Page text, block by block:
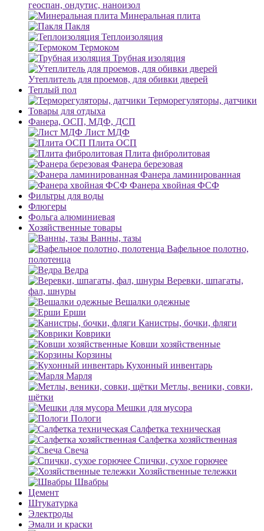
геоспан, ондутис, наноизол
Минеральная плита
Пакля
Теплоизоляция
Термоком
Трубная изоляция
Утеплитель для проемов, для обивки дверей
Теплый пол
Терморегуляторы, датчики
Товары для отдыха
Фанера, ОСП, МДФ, ДСП
Лист МДФ
Плита ОСП
Плита фибролитовая
Фанера березовая
Фанера ламинированная
Фанера хвойная ФСФ
Фильтры для воды
Флюгеры
Фольга алюминиевая
Хозяйственные товары
Ванны, тазы
Вафельное полотно,
полотенца
Ведра
Веревки, шпагаты,
фал, шнуры
Вешалки одежные
Ерши
Канистры, бочки, фляги
Коврики
Ковши хозяйственные
Корзины
Кухонный инвентарь
Марля
Метлы, веники, совки,
щётки
Мешки для мусора
Пологи
Салфетка техническая
Салфетка хозяйственная
Свеча
Спички, сухое горючее
Хозяйственные тележки
Швабры
Цемент
Штукатурка
Электроды
Эмали и краски